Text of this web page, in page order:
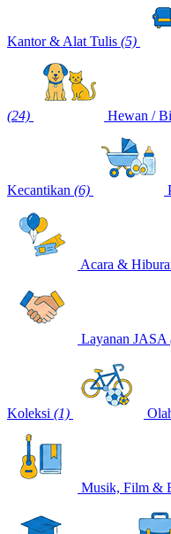
Kantor & Alat Tulis (5)
(24) Hewan /
Kecantikan (6)
Acara &
Layanan JASA
Koleksi (1)
Musik, Film &